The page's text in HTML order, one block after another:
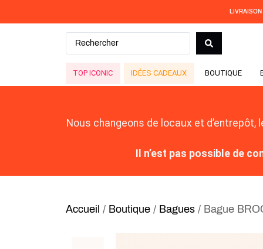
TOP ICONIC IDÉES CADEAUX BOUTIQUE
Nous changeons de locaux et
Il n’est pas possible de
Accueil / Boutique / Bagues / Bague